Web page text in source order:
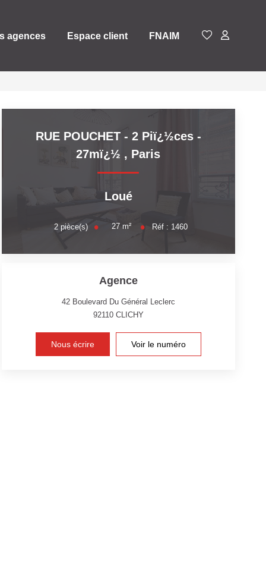
agences Espace client FNAIM
RUE POUCHET - 2 Piï¿½ces -
27mï¿½ , Paris
Loué
2 pièce(s) 27 m² Réf : 1460
Agence
42 Boulevard Du Général Leclerc
92110 CLICHY
Nous écrire Voir le numéro